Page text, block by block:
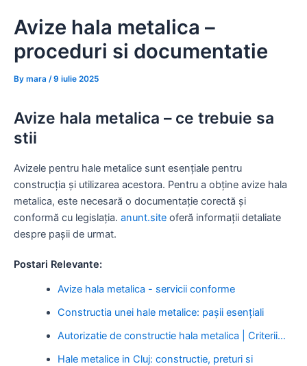
Avize hala metalica –
proceduri si documentatie
By mara /9 iulie 2025
Avize hala metalica – ce trebuie sa
stii
Avizele pentru hale metalice sunt esențiale pentru
construcția și utilizarea acestora. Pentru a obține avize hala
metalica, este necesară o documentație corectă și
conformă cu legislația. anunt.site oferă informații detaliate
despre pașii de urmat.
Postari Relevante:
Avize hala metalica - servicii conforme
Constructia unei hale metalice: pașii esențiali
Autorizatie de constructie hala metalica | Criterii…
Hale metalice in Cluj: constructie, preturi si